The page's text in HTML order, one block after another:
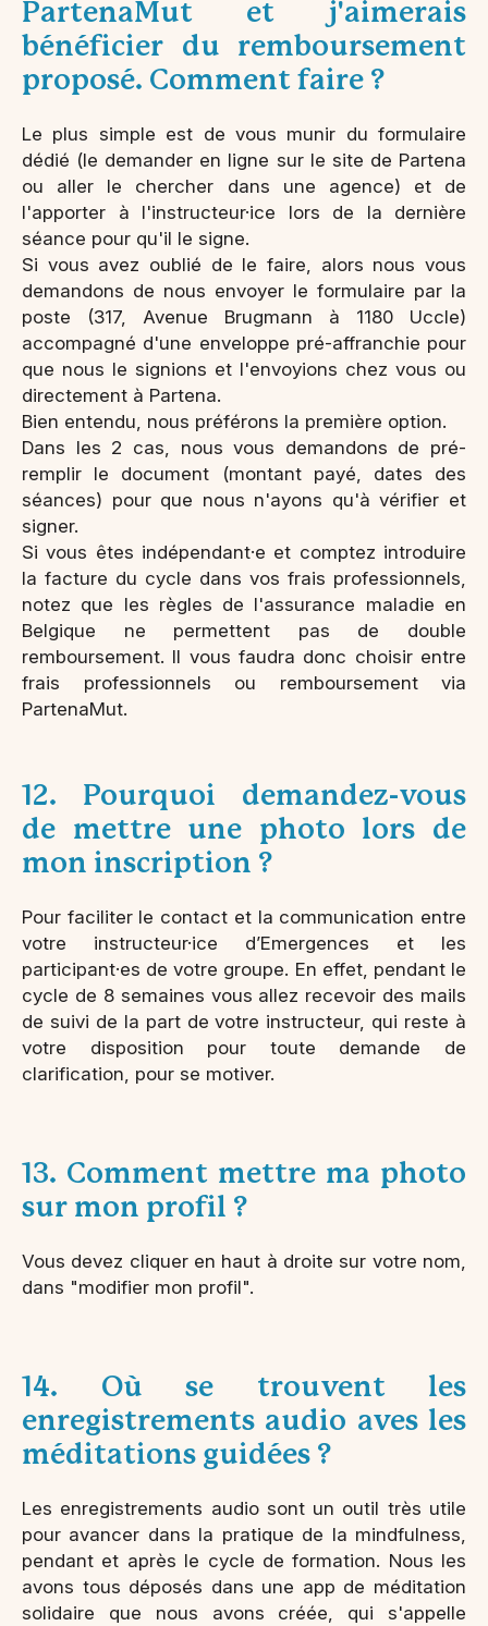
PartenaMut et j'aimerais
bénéficier du remboursement
proposé. Comment faire ?
Le plus simple est de vous munir du formulaire
dédié (le demander en ligne sur le site de Partena
ou aller le chercher dans une agence) et de
l'apporter à l'instructeur·ice lors de la dernière
séance pour qu'il le signe.
Si vous avez oublié de le faire, alors nous vous
demandons de nous envoyer le formulaire par la
poste (317, Avenue Brugmann à 1180 Uccle)
accompagné d'une enveloppe pré-affranchie pour
que nous le signions et l'envoyions chez vous ou
directement à Partena.
Bien entendu, nous préférons la première option.
Dans les 2 cas, nous vous demandons de pré-
remplir le document (montant payé, dates des
séances) pour que nous n'ayons qu'à vérifier et
signer.
Si vous êtes indépendant·e et comptez introduire
la facture du cycle dans vos frais professionnels,
notez que les règles de l'assurance maladie en
Belgique ne permettent pas de double
remboursement. Il vous faudra donc choisir entre
frais professionnels ou remboursement via
PartenaMut.
12. Pourquoi demandez-vous
de mettre une photo lors de
mon inscription ?
Pour faciliter le contact et la communication entre
votre instructeur·ice d’Emergences et les
participant·es de votre groupe. En effet, pendant le
cycle de 8 semaines vous allez recevoir des mails
de suivi de la part de votre instructeur, qui reste à
votre disposition pour toute demande de
clarification, pour se motiver.
13. Comment mettre ma photo
sur mon profil ?
Vous devez cliquer en haut à droite sur votre nom,
dans "modifier mon profil".
14. Où se trouvent les
enregistrements audio aves les
méditations guidées ?
Les enregistrements audio sont un outil très utile
pour avancer dans la pratique de la mindfulness,
pendant et après le cycle de formation. Nous les
avons tous déposés dans une app de méditation
solidaire que nous avons créée, qui s'appelle